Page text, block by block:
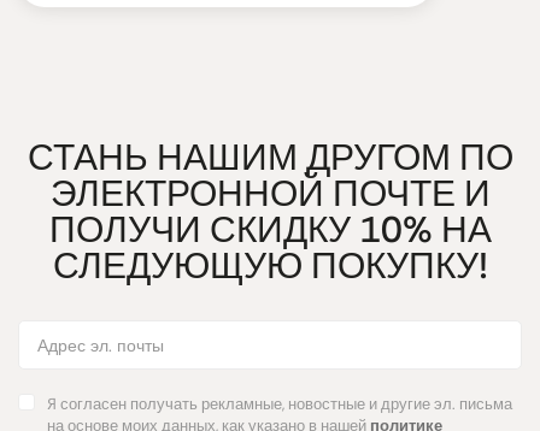
СТАНЬ НАШИМ ДРУГОМ ПО
ЭЛЕКТРОННОЙ ПОЧТЕ И
ПОЛУЧИ СКИДКУ 10% НА
СЛЕДУЮЩУЮ ПОКУПКУ!
Я согласен получать рекламные, новостные и другие эл. письма
на основе моих данных, как указано в нашей политике